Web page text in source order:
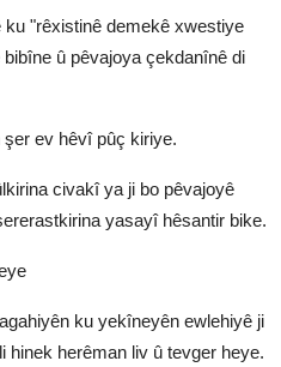
"rêxistinê demekê xwestiye
û pêvajoya çekdanînê di
şer ev hêvî pûç kiriye.
civakî ya ji bo pêvajoyê
yasayî hêsantir bike.
ku yekîneyên ewlehiyê ji
hinek herêman liv û tevger heye.